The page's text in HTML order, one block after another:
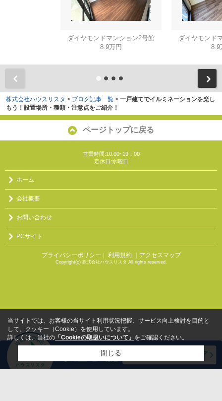
ダイヤモンドマンション2号館
8.9万円
ダイヤモンド
8.9
株式会社ハウスリスタ > ブログ記事一覧 > 一戸建てでイルミネーションを楽し
もう！設置場所・種類・注意点をご紹介！
ページトップに戻る
営業時間:10:00~19：00
定休日:水曜日
ホーム
会社概要
お問い合わせ
PCサイト
プライバシーポリシー ｜ 利用規約 ｜アクセスマップ
Copyright(c) 株式会社ハウスリスタ All rights reserved.
当サイトでは、お客様の当サイト利用状況把握、サービス向上検討を目的と
して、クッキー（Cookie）を使用しています。
詳しくは、当社の 「Cookieの取扱いについて」 をご確認ください。
閉じる